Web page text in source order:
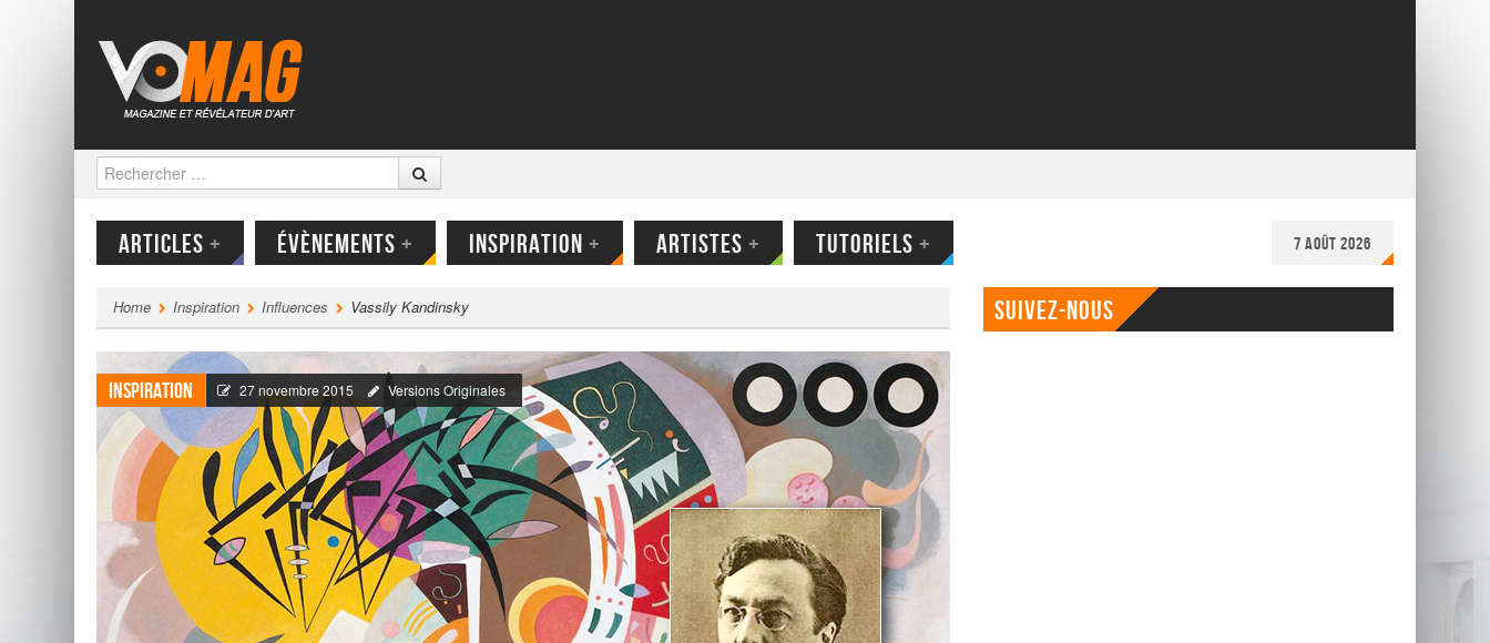
Rechercher
MENU
CONTENU PRINCIPAL
ARTICLES + ÉVÈNEMENTS + INSPIRATION + ARTISTES + TUTORIELS + 7 août 2026
Home Inspiration Influences Vassily Kandinsky
Inspiration 27 novembre 2015 Versions Originales
Suivez-nous